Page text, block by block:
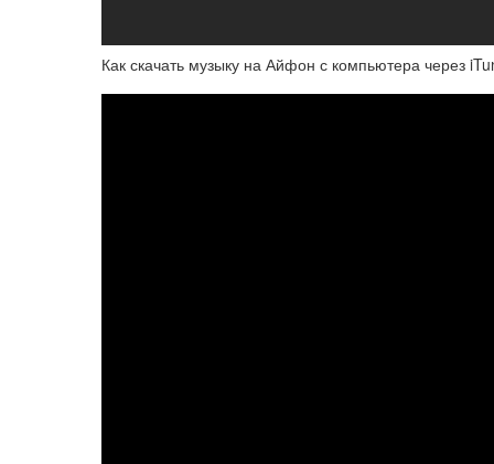
Как скачать музыку на Айфон с компьютера через